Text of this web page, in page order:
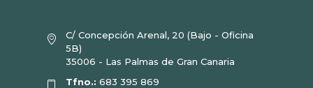
C/ Concepción Arenal, 20 (Bajo - Oficina
5B)
35006 - Las Palmas de Gran Canaria
Tfno.: 683 395 869